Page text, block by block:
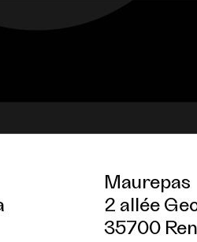
Maurepas
2 allée
35700